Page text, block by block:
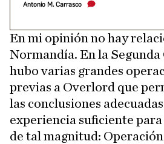
Antonio M. Carrasco
En mi opinión no hay
Normandía. En la
hubo varias grandes
previas a Overlord que
las conclusiones
experiencia suficiente
de tal magnitud: